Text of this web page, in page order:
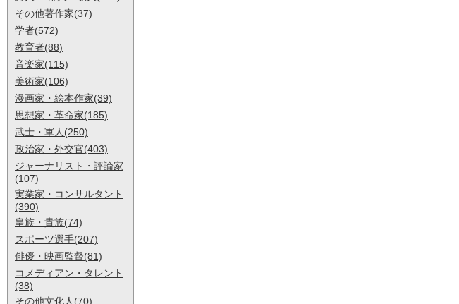
その他著作家(37)
学者(572)
教育者(88)
音楽家(115)
美術家(106)
漫画家・絵本作家(39)
思想家・革命家(185)
武士・軍人(250)
政治家・外交官(403)
ジャーナリスト・評論家
(107)
実業家・コンサルタント
(390)
皇族・貴族(74)
スポーツ選手(207)
俳優・映画監督(81)
コメディアン・タレント
(38)
その他文化人(70)